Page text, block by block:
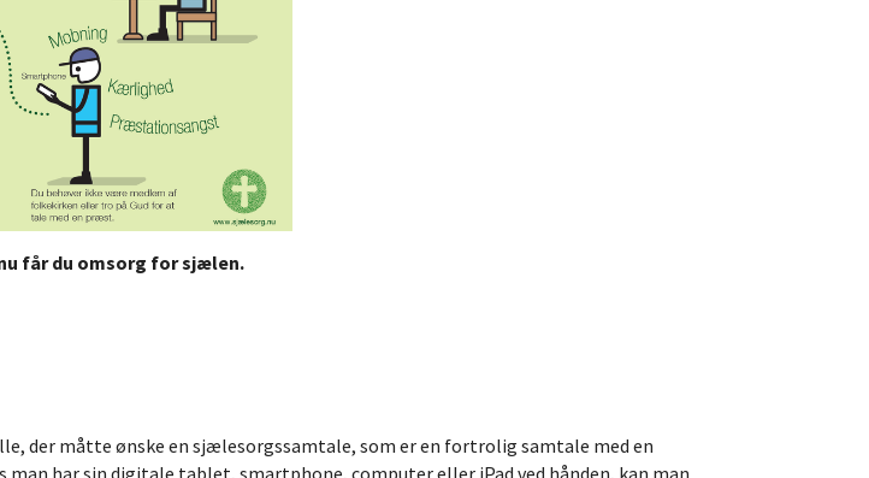
får du omsorg for sjælen.
der måtte ønske en sjælesorgssamtale, som er en fortrolig samtale med en